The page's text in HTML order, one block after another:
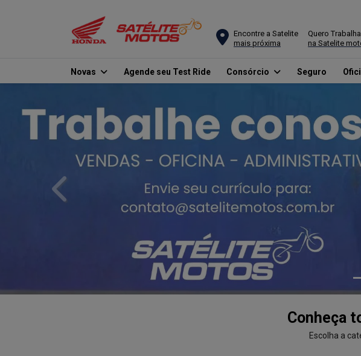
Encontre a Satelite
mais próxima
Quero
na Satelite
Novas Agende seu Test Ride Consórcio Seguro
templates.template-01.components.carousel.texts.control_prev
Conheça
Escolha a